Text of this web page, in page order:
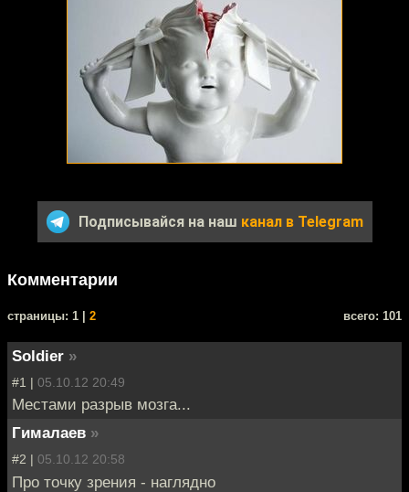
Подписывайся на наш канал в Telegram
Комментарии
cтраницы: 1 | 2 всего: 101
Soldier »
#1 | 05.10.12 20:49
Местами разрыв мозга...
Гималаев »
#2 | 05.10.12 20:58
Про точку зрения - наглядно